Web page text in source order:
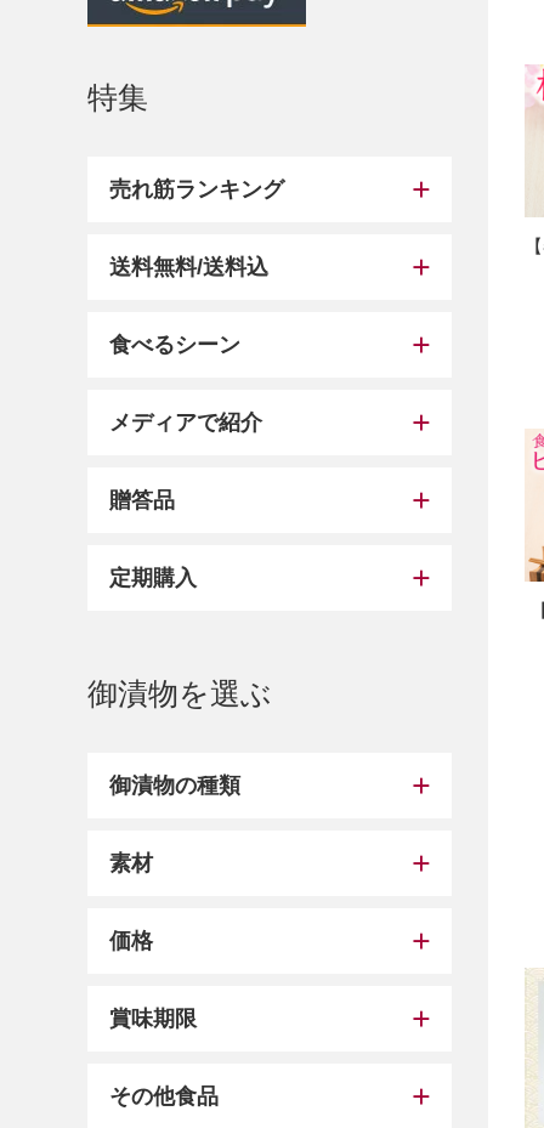
特集
売れ筋ランキング
送料無料/送料込
食べるシーン
メディアで紹介
贈答品
定期購入
御漬物を選ぶ
御漬物の種類
素材
価格
賞味期限
その他食品